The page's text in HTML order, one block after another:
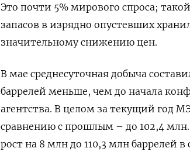
Это почти 5% мирового спроса;
запасов в изрядно опустевших
значительному снижению цен.
В мае среднесуточная добыча
баррелей меньше, чем до начала
агентства. В целом за текущий год
сравнению с прошлым – до 102,4 млн.
рост на 8 млн до 110,3 млн баррелей в